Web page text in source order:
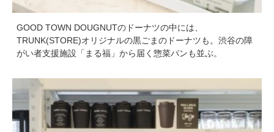
GOOD TOWN DOUGNUTのドーナツの中には、
TRUNK(STORE)オリジナルの黒ごまのドーナツも。渋谷の障
がい者支援施設「まる福」から届く惣菜パンも並ぶ。